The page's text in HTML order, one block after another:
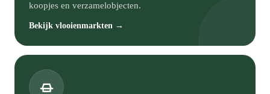
koopjes en verzamelobjecten.
Bekijk vlooienmarkten →